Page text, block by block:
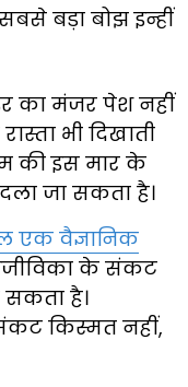
बड़ा बोझ इन्हीं
का मंजर पेश नहीं
भी दिखाती
की इस मार के
जा सकता है।
एक वैज्ञानिक
के संकट
सकता है।
किस्मत नहीं,